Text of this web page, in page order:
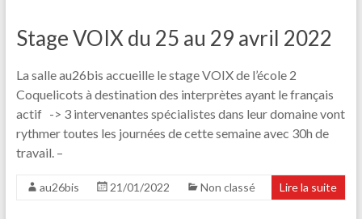
Stage VOIX du 25 au 29 avril 2022
La salle au26bis accueille le stage VOIX de l’école 2
Coquelicots à destination des interprètes ayant le français
actif -> 3 intervenantes spécialistes dans leur domaine vont
rythmer toutes les journées de cette semaine avec 30h de
travail. –
au26bis 21/01/2022 Non classé Lire la suite